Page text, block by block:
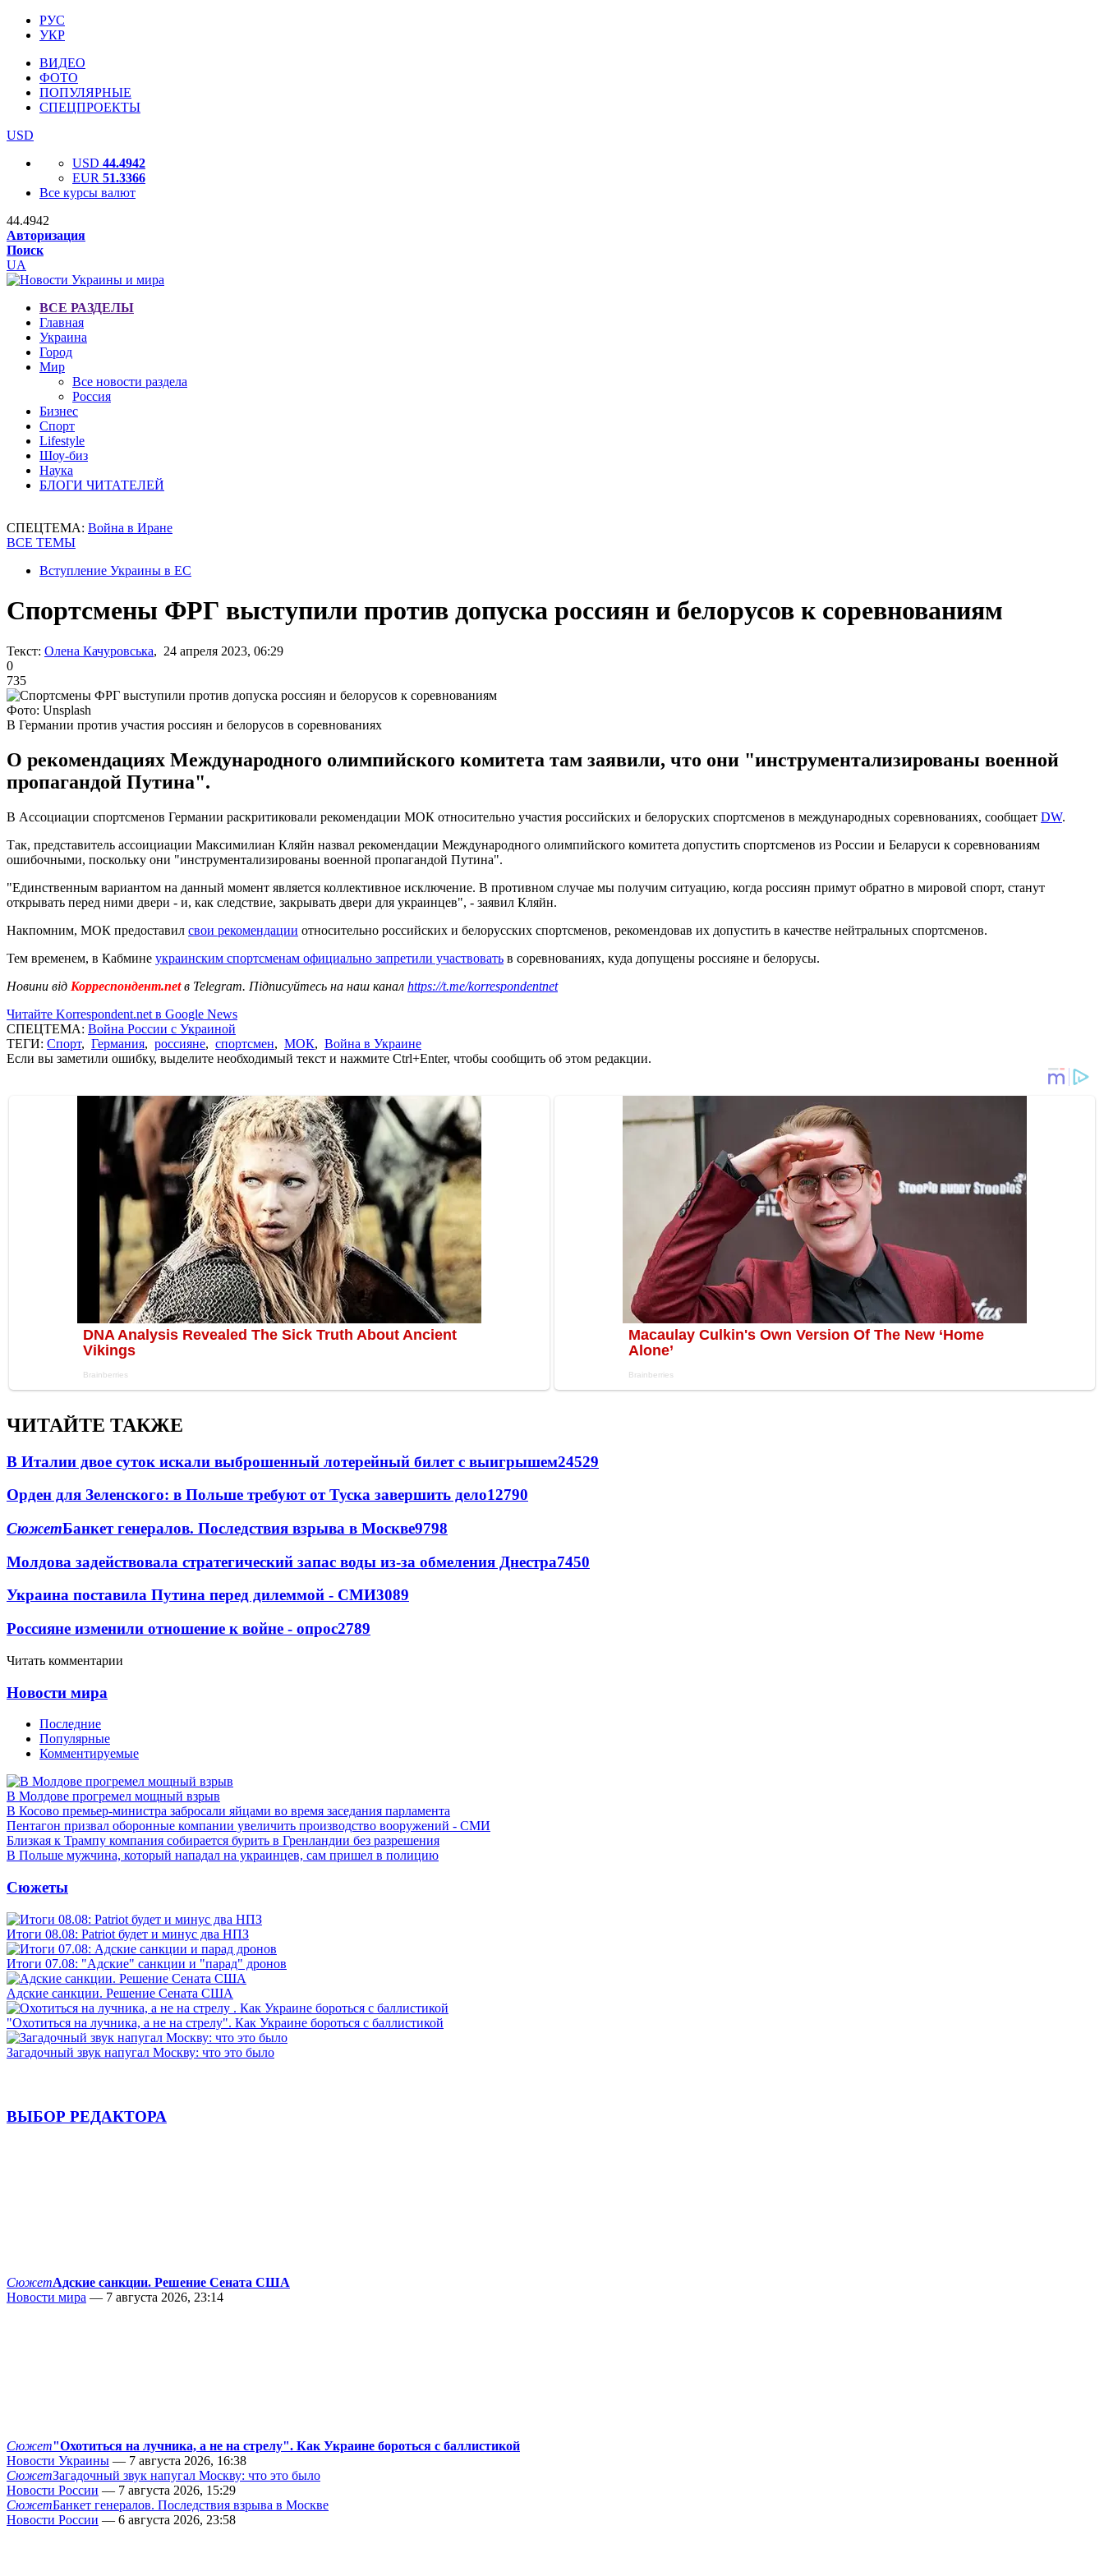
РУС
УКР
ВИДЕО
ФОТО
ПОПУЛЯРНЫЕ
СПЕЦПРОЕКТЫ
USD
USD 44.4942
EUR 51.3366
Все курсы валют
44.4942
Авторизация
Поиск
UA
ВСЕ РАЗДЕЛЫ
Главная
Украина
Город
Мир
Все новости раздела
Россия
Бизнес
Спорт
Lifestyle
Шоу-биз
Наука
БЛОГИ ЧИТАТЕЛЕЙ
СПЕЦТЕМА: Война в Иране
ВСЕ ТЕМЫ
Вступление Украины в ЕС
Спортсмены ФРГ выступили против допуска россиян и белорусов к соревнованиям
Текст: Олена Качуровська, 24 апреля 2023, 06:29
0
735
Фото: Unsplash
В Германии против участия россиян и белорусов в соревнованиях
О рекомендациях Международного олимпийского комитета там заявили, что они "инструментализированы военной
пропагандой Путина".
В Ассоциации спортсменов Германии раскритиковали рекомендации МОК относительно участия российских и белоруских спортсменов в международных соревнованиях, сообщает DW.
Так, представитель ассоициации Максимилиан Кляйн назвал рекомендации Международного олимпийского комитета допустить спортсменов из России и Беларуси к соревнованиям
ошибочными, поскольку они "инструментализированы военной пропагандой Путина".
"Единственным вариантом на данный момент является коллективное исключение. В противном случае мы получим ситуацию, когда россиян примут обратно в мировой спорт, станут
открывать перед ними двери - и, как следствие, закрывать двери для украинцев", - заявил Кляйн.
Накпомним, МОК предоставил свои рекомендации относительно российских и белорусских спортсменов, рекомендовав их допустить в качестве нейтральных спортсменов.
Тем временем, в Кабмине украинским спортсменам официально запретили участвовать в соревнованиях, куда допущены россияне и белорусы.
Новини від Корреспондент.netв Telegram. Підписуйтесь на наш канал https://t.me/korrespondentnet
Читайте Korrespondent.net в Google News
СПЕЦТЕМА: Война России с Украиной
ТЕГИ: Спорт, Германия, россияне, спортсмен, МОК, Война в Украине
Если вы заметили ошибку, выделите необходимый текст и нажмите Ctrl+Enter, чтобы сообщить об этом редакции.
ЧИТАЙТЕ ТАКЖЕ
В Италии двое суток искали выброшенный лотерейный билет с выигрышем24529
Орден для Зеленского: в Польше требуют от Туска завершить дело12790
СюжетБанкет генералов. Последствия взрыва в Москве9798
Молдова задействовала стратегический запас воды из-за обмеления Днестра7450
Украина поставила Путина перед дилеммой - СМИ3089
Россияне изменили отношение к войне - опрос2789
Читать комментарии
Новости мира
Последние
Популярные
Комментируемые
В Молдове прогремел мощный взрыв
В Косово премьер-министра забросали яйцами во время заседания парламента
Пентагон призвал оборонные компании увеличить производство вооружений - СМИ
Близкая к Трампу компания собирается бурить в Гренландии без разрешения
В Польше мужчина, который нападал на украинцев, сам пришел в полицию
Сюжеты
Итоги 08.08: Patriot будет и минус два НПЗ
Итоги 07.08: "Адские" санкции и "парад" дронов
Адские санкции. Решение Сената США
"Охотиться на лучника, а не на стрелу". Как Украине бороться с баллистикой
Загадочный звук напугал Москву: что это было
ВЫБОР РЕДАКТОРА
СюжетАдские санкции. Решение Сената США
Новости мира — 7 августа 2026, 23:14
Сюжет"Охотиться на лучника, а не на стрелу". Как Украине бороться с баллистикой
Новости Украины — 7 августа 2026, 16:38
СюжетЗагадочный звук напугал Москву: что это было
Новости России — 7 августа 2026, 15:29
СюжетБанкет генералов. Последствия взрыва в Москве
Новости России — 6 августа 2026, 23:58